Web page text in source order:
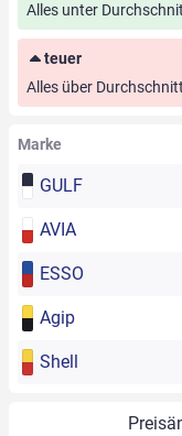
Alles unter
teuer
Alles über
Marke
GULF
AVIA
ESSO
Agip
Shell